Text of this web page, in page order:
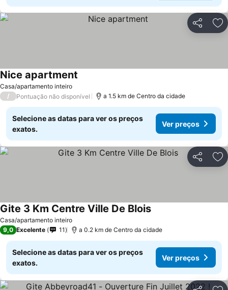
Partilhar
Casa/apartamento inteiro
Nice apartment
/ Pontuação não disponível a 1.5 km de Centro da cidade
Selecione as datas para ver os preços
exatos.
Ver preços
Partilhar
Casa/apartamento inteiro
Gite 3 Km Centre Ville De BloisVer preços
9,0 Excelente 11 a 0.2 km de Centro da cidade
Selecione as datas para ver os preços
exatos.
Ver preços